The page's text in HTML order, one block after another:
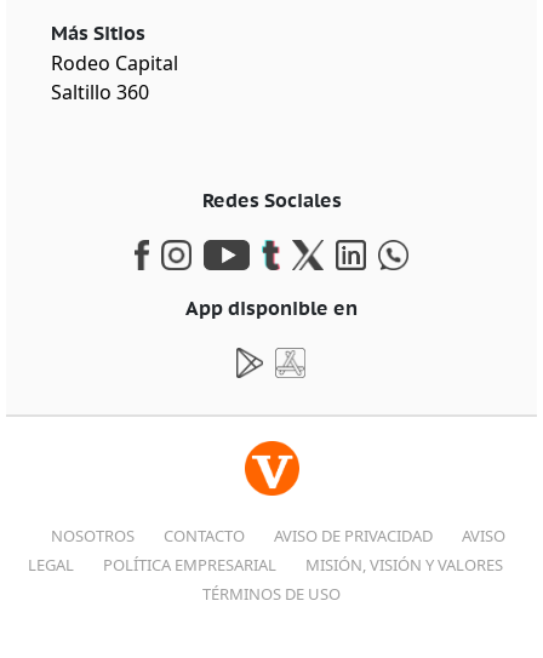
Más Sitios
Rodeo Capital
Saltillo 360
Redes Sociales
App disponible en
NOSOTROS CONTACTO AVISO DE PRIVACIDAD
AVISO
LEGAL
POLÍTICA EMPRESARIAL
MISIÓN, VISIÓN Y VALORES
TÉRMINOS DE USO